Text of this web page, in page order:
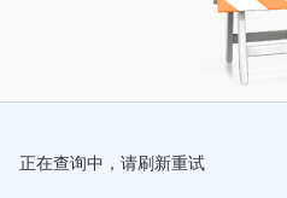
正在查询中，请刷新重试